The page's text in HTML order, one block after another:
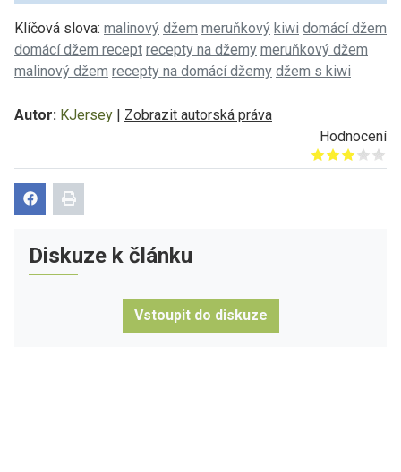
Klíčová slova: malinový džem meruňkový kiwi domácí džem
domácí džem recept recepty na džemy meruňkový džem
malinový džem recepty na domácí džemy džem s kiwi
Autor: KJersey | Zobrazit autorská práva
Hodnocení
Give it 1/5
Give it 2/5
Give it 3/5
Give it 4/5
Give it 5/5
Diskuze k článku
Vstoupit do diskuze